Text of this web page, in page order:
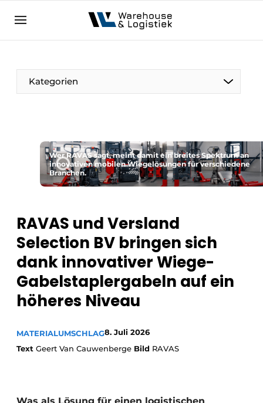
NL EN
Kategorien
Wer RAVAS sagt, meint damit ein breites Spektrum an
innovativen mobilen Wiegelösungen für verschiedene
Branchen.
RAVAS und Versland
Selection BV bringen sich
dank innovativer Wiege-
Gabelstaplergabeln auf ein
höheres Niveau
MATERIALUMSCHLAG8. Juli 2026
Text Geert Van Cauwenberge Bild RAVAS